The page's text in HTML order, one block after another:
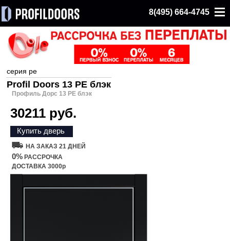
8(495) 664-4745
серия pe
Profil Doors 13 PE блэк
Профиль Дорс 13 PE блэк
30211 руб.
Купить дверь
НА ЗАКАЗ 21 ДНЕЙ
0% РАССРОЧКА
ДОСТАВКА 3000р